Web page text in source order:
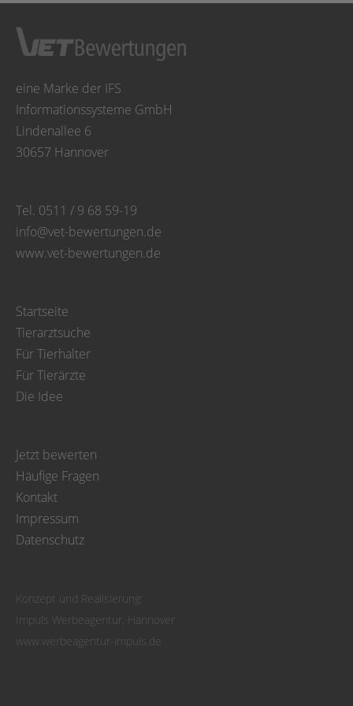
eine Marke der IFS
Informationssysteme GmbH
Lindenallee 6
30657 Hannover
Tel. 0511 / 9 68 59-19
info@vet-bewertungen.de
www.vet-bewertungen.de
Startseite
Tierarztsuche
Für Tierhalter
Für Tierärzte
Die Idee
Jetzt bewerten
Häufige Fragen
Kontakt
Impressum
Datenschutz
Konzept und Realisierung:
Impuls Werbeagentur, Hannover
www.werbeagentur-impuls.de